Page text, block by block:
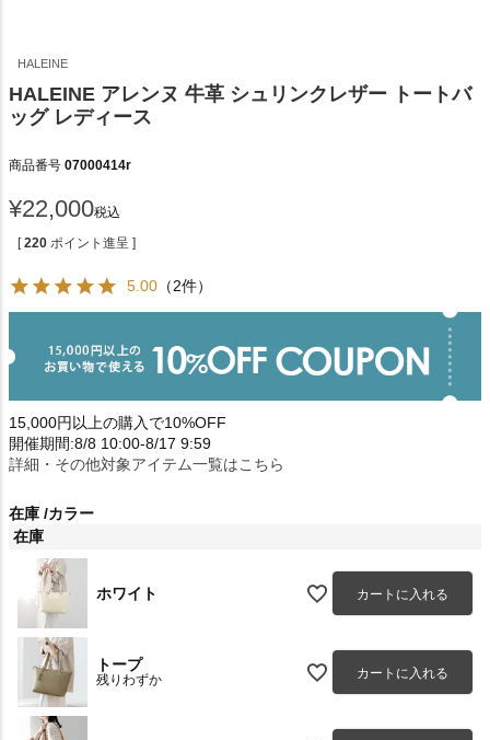
HALEINE
HALEINE アレンヌ 牛革 シュリンクレザー トートバ
ッグ レディース
商品番号 07000414r
¥22,000税込
[ 220 ポイント進呈 ]
5.00 （2件）
15,000円以上の購入で10%OFF
開催期間:8/8 10:00-8/17 9:59
詳細・その他対象アイテム一覧はこちら
在庫 カラー
在庫
ホワイト カートに入れる
トープ
残りわずか カートに入れる